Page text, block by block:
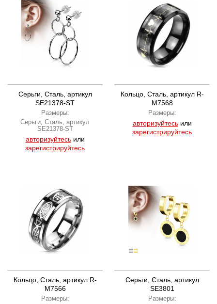
Серьги, Сталь, артикул
SE21378-ST
Размеры:
Серьги, Сталь, артикул
SE21378-ST
авторизуйтесьили
зарегистрируйтесь
Кольцо, Сталь, артикул R-
M7568
Размеры:
авторизуйтесьили
зарегистрируйтесь
Кольцо, Сталь, артикул R-
M7566
Размеры:
Серьги, Сталь, артикул
SE3801
Размеры: